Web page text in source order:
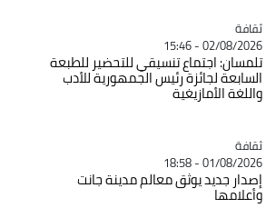
Catégorie
ثقافة
02/08/2026 - 15:46
تلمسان: اجتماع تنسيقي للتحضير للطبعة
السابعة لجائزة رئيس الجمهورية للأدب
واللغة الأمازيغية
Catégorie
ثقافة
01/08/2026 - 18:58
إصدار جديد يوثق معالم مدينة جانت
وأعلامها